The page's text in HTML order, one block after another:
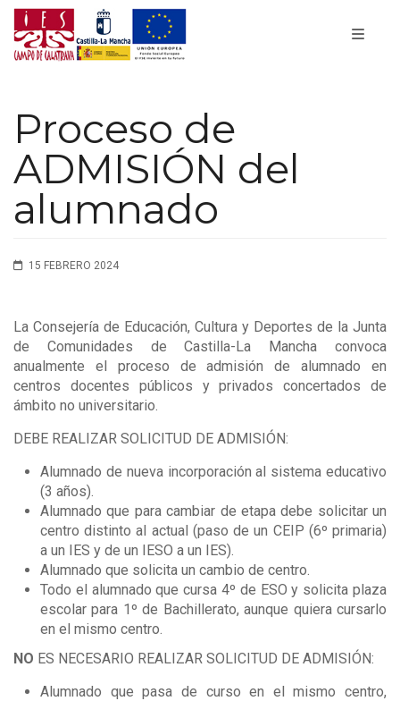
Proceso de
ADMISIÓN del
alumnado
15 FEBRERO 2024
La Consejería de Educación, Cultura y Deportes de la Junta
de Comunidades de Castilla-La Mancha convoca
anualmente el proceso de admisión de alumnado en
centros docentes públicos y privados concertados de
ámbito no universitario.
DEBE REALIZAR SOLICITUD DE ADMISIÓN:
Alumnado de nueva incorporación al sistema educativo
(3 años).
Alumnado que para cambiar de etapa debe solicitar un
centro distinto al actual (paso de un CEIP (6º primaria)
a un IES y de un IESO a un IES).
Alumnado que solicita un cambio de centro.
Todo el alumnado que cursa 4º de ESO y solicita plaza
escolar para 1º de Bachillerato, aunque quiera cursarlo
en el mismo centro.
NO ES NECESARIO REALIZAR SOLICITUD DE ADMISIÓN:
Alumnado que pasa de curso en el mismo centro,